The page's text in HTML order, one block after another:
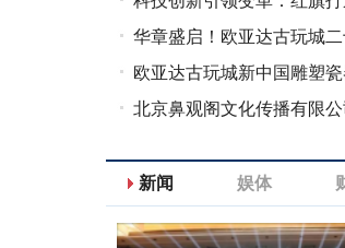
华章盛启！欧亚达古玩城
窑陶瓷精品展在
欧亚达古玩城新中国雕塑
的融合之魅
北京鼻观阁文化传播有限
新闻 娱体